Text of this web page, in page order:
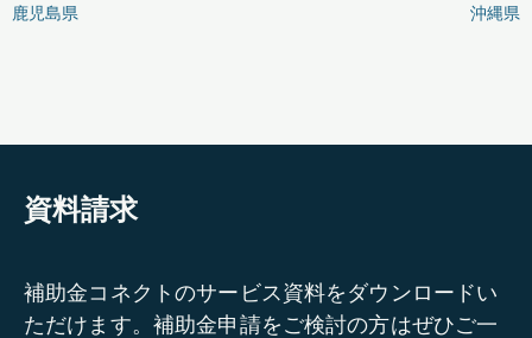
鹿児島県
沖縄県
資料請求
補助金コネクトのサービス資料をダウンロードい
ただけます。補助金申請をご検討の方はぜひご一